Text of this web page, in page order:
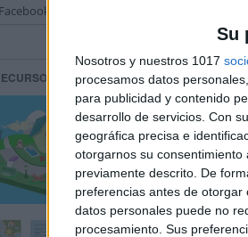
Su
Nosotros y nuestros 1017
procesamos datos
para publicidad y contenido
desarrollo de servicios. Con
geográfica precisa e
otorgarnos su
previamente descrito. De
preferencias antes de otorgar
datos personales puede no
procesamiento. Sus
Facebook
SOBRE ESTE TEMA
LA OCA